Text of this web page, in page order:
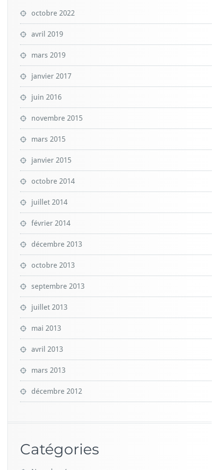
octobre 2022
avril 2019
mars 2019
janvier 2017
juin 2016
novembre 2015
mars 2015
janvier 2015
octobre 2014
juillet 2014
février 2014
décembre 2013
octobre 2013
septembre 2013
juillet 2013
mai 2013
avril 2013
mars 2013
décembre 2012
Catégories